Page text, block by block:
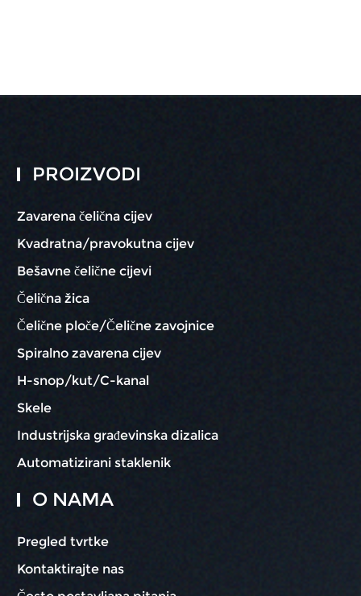
PROIZVODI
Zavarena čelična cijev
Kvadratna/pravokutna cijev
Bešavne čelične cijevi
Čelična žica
Čelične ploče/Čelične zavojnice
Spiralno zavarena cijev
H-snop/kut/C-kanal
Skele
Industrijska građevinska dizalica
Automatizirani staklenik
O NAMA
Pregled tvrtke
Kontaktirajte nas